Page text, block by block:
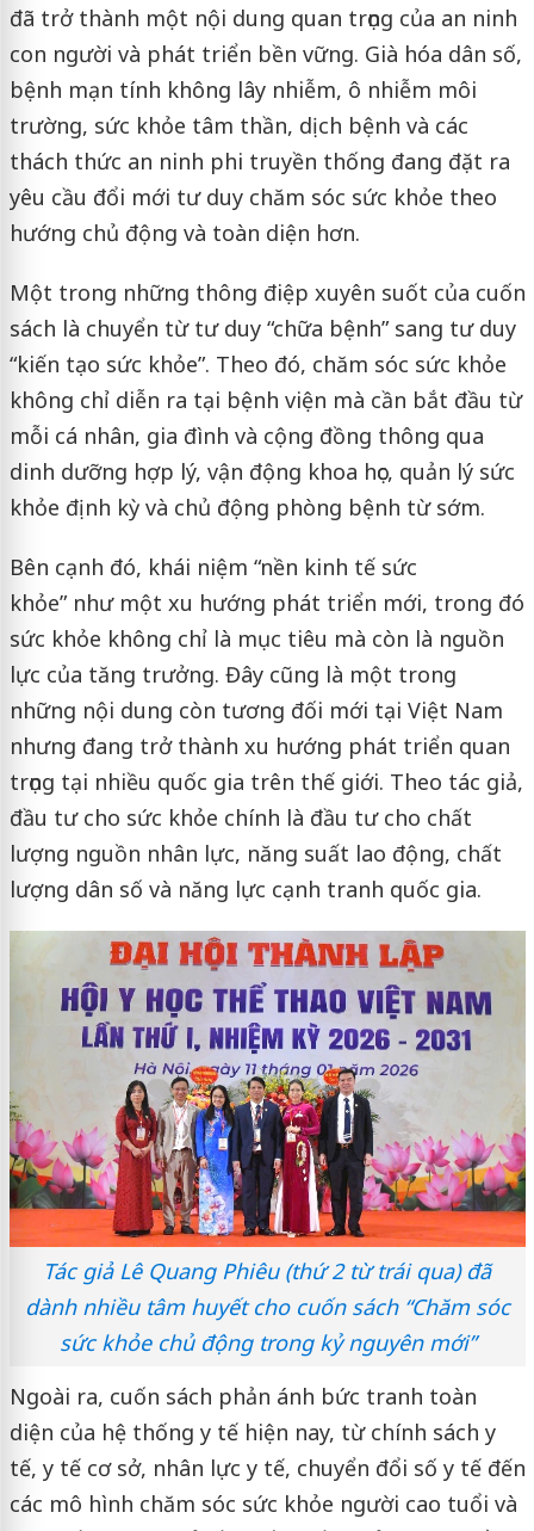
đã trở thành một nội dung quan trọng của an ninh
con người và phát triển bền vững. Già hóa dân số,
bệnh mạn tính không lây nhiễm, ô nhiễm môi
trường, sức khỏe tâm thần, dịch bệnh và các
thách thức an ninh phi truyền thống đang đặt ra
yêu cầu đổi mới tư duy chăm sóc sức khỏe theo
hướng chủ động và toàn diện hơn.
Một trong những thông điệp xuyên suốt của cuốn
sách là chuyển từ tư duy “chữa bệnh” sang tư duy
“kiến tạo sức khỏe”. Theo đó, chăm sóc sức khỏe
không chỉ diễn ra tại bệnh viện mà cần bắt đầu từ
mỗi cá nhân, gia đình và cộng đồng thông qua
dinh dưỡng hợp lý, vận động khoa học, quản lý sức
khỏe định kỳ và chủ động phòng bệnh từ sớm.
Bên cạnh đó, khái niệm “nền kinh tế sức
khỏe” như một xu hướng phát triển mới, trong đó
sức khỏe không chỉ là mục tiêu mà còn là nguồn
lực của tăng trưởng. Đây cũng là một trong
những nội dung còn tương đối mới tại Việt Nam
nhưng đang trở thành xu hướng phát triển quan
trọng tại nhiều quốc gia trên thế giới. Theo tác giả,
đầu tư cho sức khỏe chính là đầu tư cho chất
lượng nguồn nhân lực, năng suất lao động, chất
lượng dân số và năng lực cạnh tranh quốc gia.
Tác giả Lê Quang Phiêu (thứ 2 từ trái qua) đã
dành nhiều tâm huyết cho cuốn sách “Chăm sóc
sức khỏe chủ động trong kỷ nguyên mới”
Ngoài ra, cuốn sách phản ánh bức tranh toàn
diện của hệ thống y tế hiện nay, từ chính sách y
tế, y tế cơ sở, nhân lực y tế, chuyển đổi số y tế đến
các mô hình chăm sóc sức khỏe người cao tuổi và